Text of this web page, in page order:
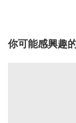
你可能感興趣